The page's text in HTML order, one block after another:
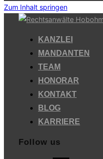
Zum Inhalt springen
KANZLEI
MANDANTEN
TEAM
HONORAR
KONTAKT
BLOG
KARRIERE
Follow us